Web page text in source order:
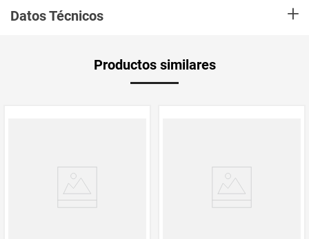
cerdo premium, precocido, de excelente sabor y buena mordida cárnica
Ideal para preparar en asados y para picar en cualquier momento del día
Datos Técnicos +
Productos similares